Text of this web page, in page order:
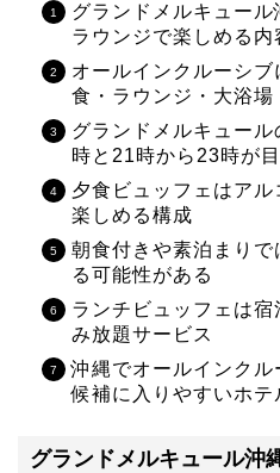
グランドメルキュー
ラウンジで楽しめる内
オールインクルーシ
食・ラウンジ・大浴場
グランドメルキュー
時と21時から23時が
夕食ビュッフェはア
楽しめる構成
朝食付きや素泊まり
る可能性がある
ランチビュッフェは
み放題サービス
沖縄でオールインク
候補に入りやすいホテ
グランドメルキュール沖